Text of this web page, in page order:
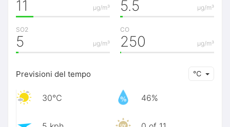
μg/m³
11
μg/m³
5.5
SO2
μg/m³
5
CO
μg/m³
250
Previsioni del tempo ℃
30℃ 46%